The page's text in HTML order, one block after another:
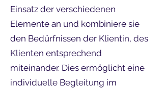
Einsatz der verschiedenen
Elemente an und kombiniere sie
den Bedürfnissen der Klientin, des
Klienten entsprechend
miteinander. Dies ermöglicht eine
individuelle Begleitung im